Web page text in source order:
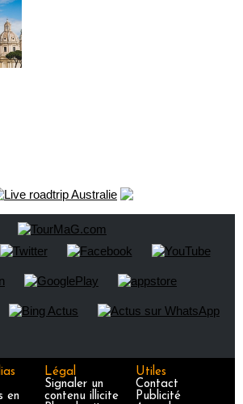
en
Légal
Signaler un
contenu illicite
Utiles
Contact
Publicité